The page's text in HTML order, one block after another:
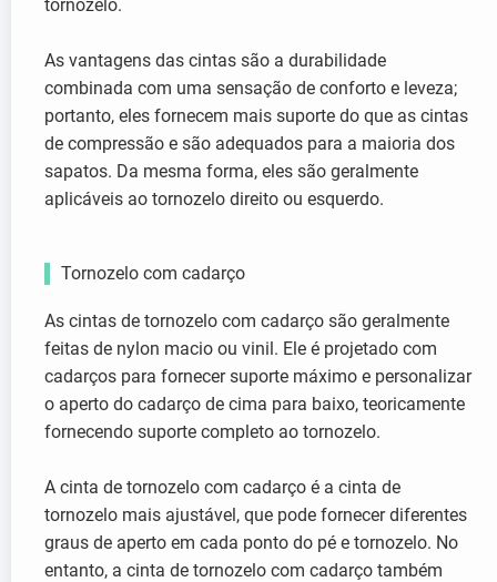
tornozelo.
As vantagens das cintas são a durabilidade
combinada com uma sensação de conforto e leveza;
portanto, eles fornecem mais suporte do que as cintas
de compressão e são adequados para a maioria dos
sapatos. Da mesma forma, eles são geralmente
aplicáveis ao tornozelo direito ou esquerdo.
Tornozelo com cadarço
As cintas de tornozelo com cadarço são geralmente
feitas de nylon macio ou vinil. Ele é projetado com
cadarços para fornecer suporte máximo e personalizar
o aperto do cadarço de cima para baixo, teoricamente
fornecendo suporte completo ao tornozelo.
A cinta de tornozelo com cadarço é a cinta de
tornozelo mais ajustável, que pode fornecer diferentes
graus de aperto em cada ponto do pé e tornozelo. No
entanto, a cinta de tornozelo com cadarço também